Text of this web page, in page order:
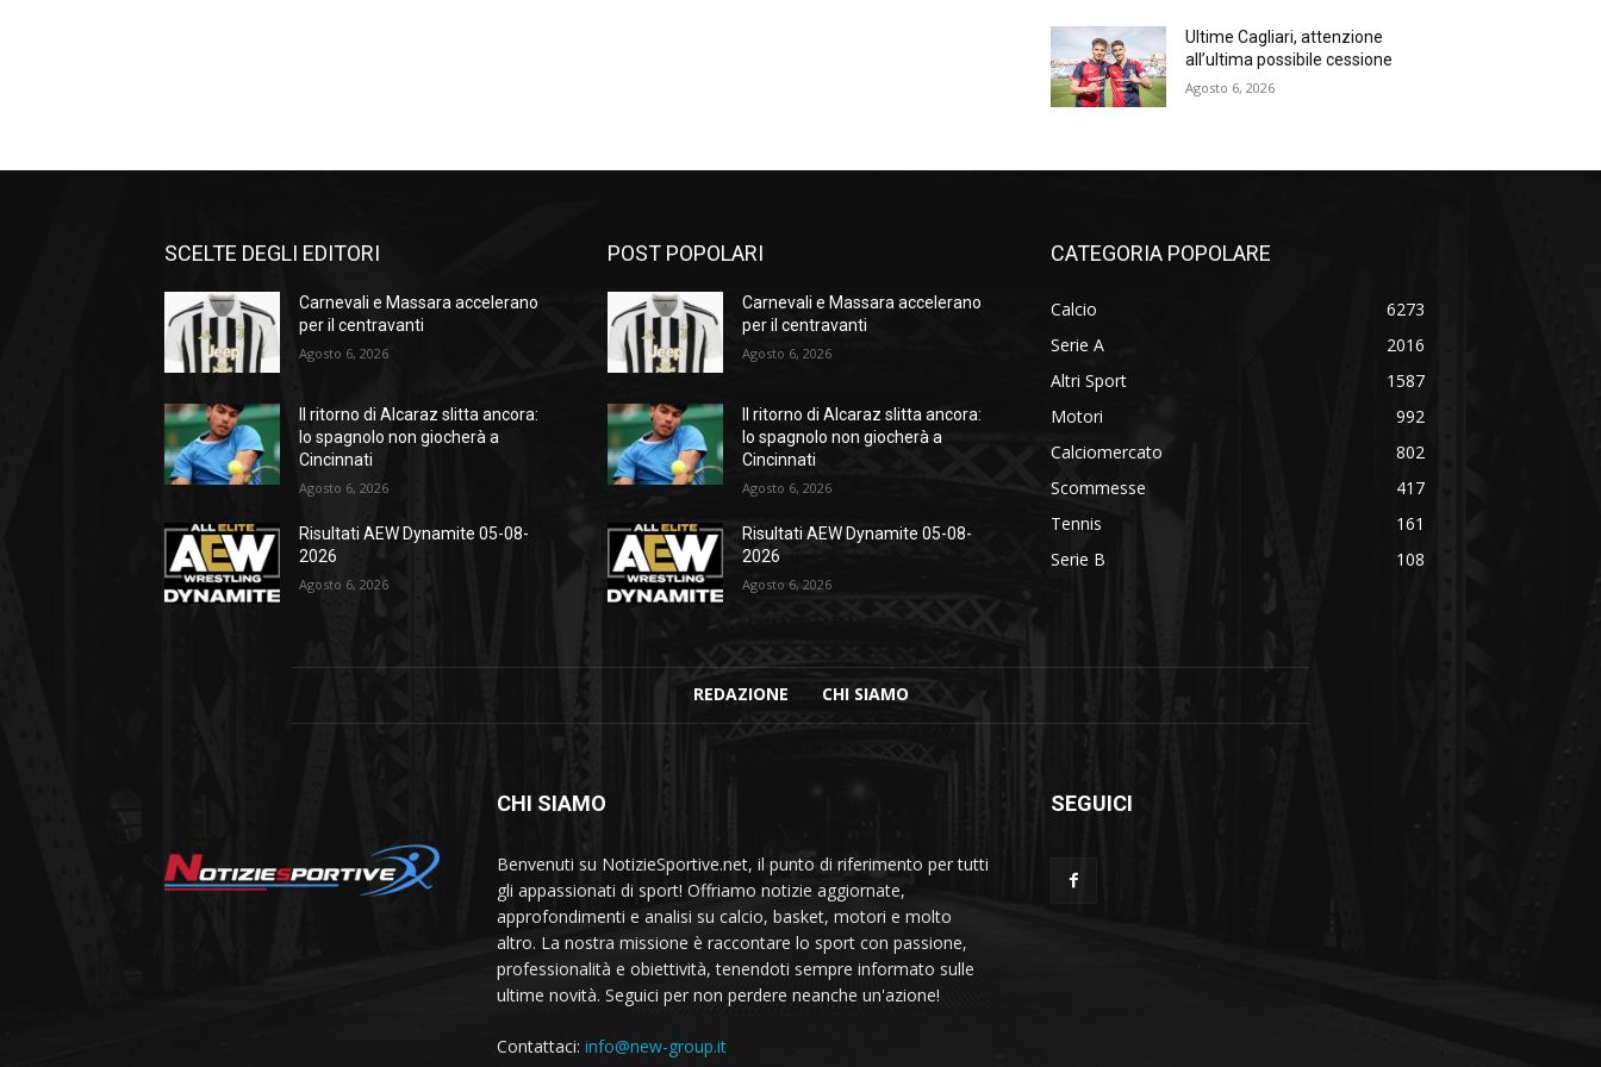
Ultime Cagliari, attenzione
all’ultima possibile cessione
Agosto 6, 2026
SCELTE DEGLI EDITORI
Carnevali e Massara accelerano
per il centravanti
Agosto 6, 2026
Il ritorno di Alcaraz slitta ancora:
lo spagnolo non giocherà a
Cincinnati
Agosto 6, 2026
Risultati AEW Dynamite 05-08-
2026
Agosto 6, 2026
POST POPOLARI
Carnevali e Massara accelerano
per il centravanti
Agosto 6, 2026
Il ritorno di Alcaraz slitta ancora:
lo spagnolo non giocherà a
Cincinnati
Agosto 6, 2026
Risultati AEW Dynamite 05-08-
2026
Agosto 6, 2026
CATEGORIA POPOLARE
Calcio
6273
Serie A
2016
Altri Sport
1587
Motori
992
Calciomercato
802
Scommesse
417
Tennis
161
Serie B
108
REDAZIONE CHI SIAMO
CHI SIAMO
Benvenuti su NotizieSportive.net, il punto di riferimento per tutti
gli appassionati di sport! Offriamo notizie aggiornate,
approfondimenti e analisi su calcio, basket, motori e molto
altro. La nostra missione è raccontare lo sport con passione,
professionalità e obiettività, tenendoti sempre informato sulle
ultime novità. Seguici per non perdere neanche un'azione!
Contattaci: info@new-group.it
SEGUICI